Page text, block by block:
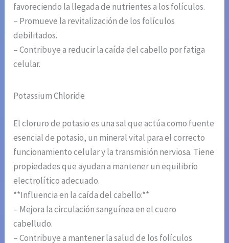
favoreciendo la llegada de nutrientes a los folículos.
– Promueve la revitalización de los folículos
debilitados.
– Contribuye a reducir la caída del cabello por fatiga
celular.
Potassium Chloride
El cloruro de potasio es una sal que actúa como fuente
esencial de potasio, un mineral vital para el correcto
funcionamiento celular y la transmisión nerviosa. Tiene
propiedades que ayudan a mantener un equilibrio
electrolítico adecuado.
**Influencia en la caída del cabello:**
– Mejora la circulación sanguínea en el cuero
cabelludo.
– Contribuye a mantener la salud de los folículos